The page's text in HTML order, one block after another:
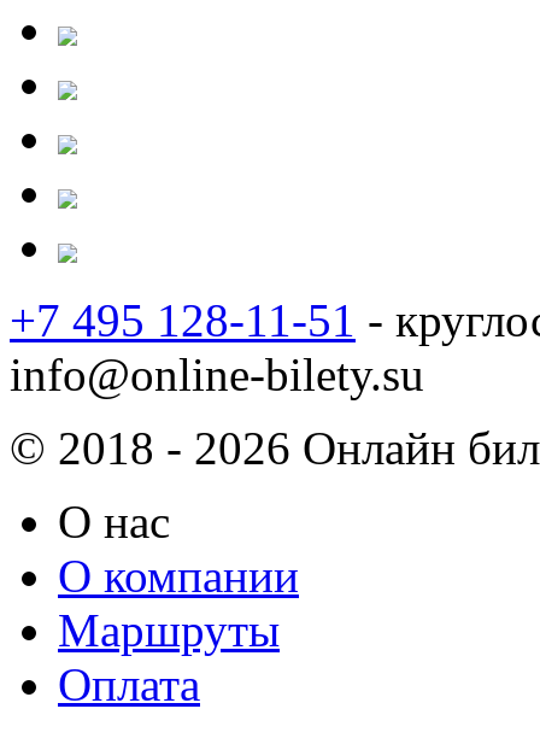
+7 495 128-11-51 -
info@online-bilety.su
© 2018 - 2026 Онлайн
О нас
О компании
Маршруты
Оплата